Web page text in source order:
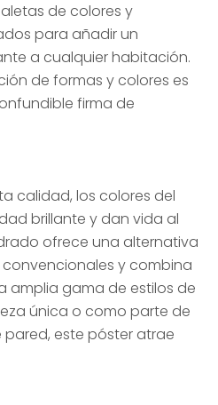
de colores y
para añadir un
a cualquier habitación.
de formas y colores es
firma de
calidad, los colores del
brillante y dan vida al
ofrece una alternativa
y combina
amplia gama de estilos de
única o como parte de
este póster atrae